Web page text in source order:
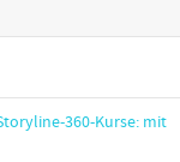
360-Kurse: mit